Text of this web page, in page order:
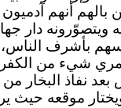
بالهم أنهم
ويتصوّرونه دار
بأشرف الناس،
شيء من
نفاذ البخار
موقعه حيث